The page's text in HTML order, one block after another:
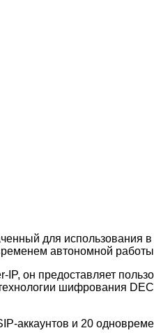
для использования
автономной
он предоставляет
шифрования
аккаунтов и 20